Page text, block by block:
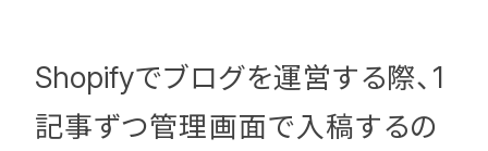
Shopifyでブログを運営する際、 1
記事ずつ管理画面で入稿するの